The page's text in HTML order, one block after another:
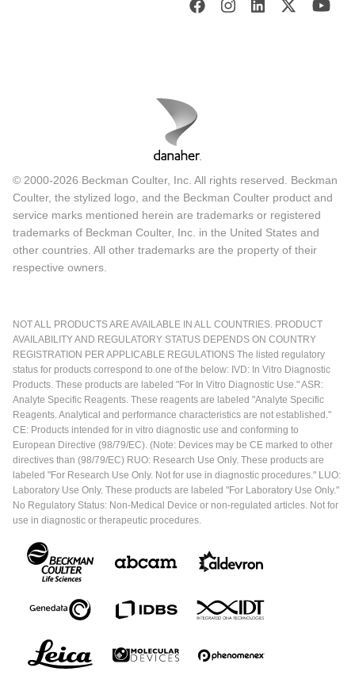
© 2000-2026 Beckman Coulter, Inc. All rights reserved. Beckman
Coulter, the stylized logo, and the Beckman Coulter product and
service marks mentioned herein are trademarks or registered
trademarks of Beckman Coulter, Inc. in the United States and
other countries. All other trademarks are the property of their
respective owners.
NOT ALL PRODUCTS ARE AVAILABLE IN ALL COUNTRIES. PRODUCT
AVAILABILITY AND REGULATORY STATUS DEPENDS ON COUNTRY
REGISTRATION PER APPLICABLE REGULATIONS The listed regulatory
status for products correspond to one of the below: IVD: In Vitro Diagnostic
Products. These products are labeled "For In Vitro Diagnostic Use." ASR:
Analyte Specific Reagents. These reagents are labeled "Analyte Specific
Reagents. Analytical and performance characteristics are not established."
CE: Products intended for in vitro diagnostic use and conforming to
European Directive (98/79/EC). (Note: Devices may be CE marked to other
directives than (98/79/EC) RUO: Research Use Only. These products are
labeled "For Research Use Only. Not for use in diagnostic procedures." LUO:
Laboratory Use Only. These products are labeled "For Laboratory Use Only."
No Regulatory Status: Non-Medical Device or non-regulated articles. Not for
use in diagnostic or therapeutic procedures.